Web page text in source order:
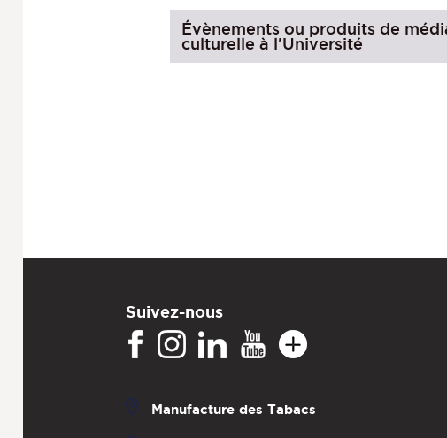
Évènements ou produits de
culturelle à l'Université
Suivez-nous
Manufacture des Tabacs